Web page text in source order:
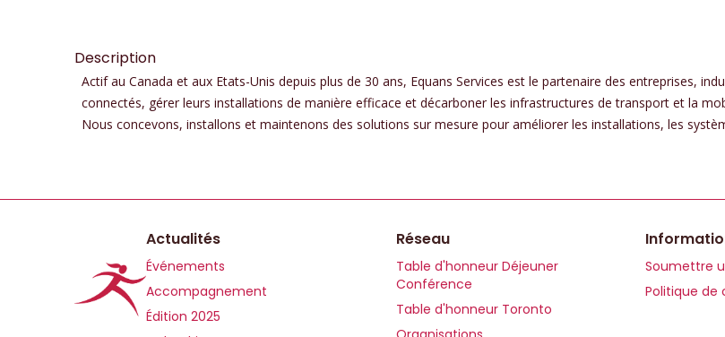
Description
Actif au Canada et aux Etats-Unis depuis plus de 30 ans, Equans Services est le partenaire des entreprises,
connectés, gérer leurs installations de manière efficace et décarboner les infrastructures de transport et la
Nous concevons, installons et maintenons des solutions sur mesure pour améliorer les installations, les
Actualités
Événements
Accompagnement
Édition 2025
Réseau
Table d'honneur Déjeuner
Conférence
Table d'honneur Toronto
Soumettre
Politique de